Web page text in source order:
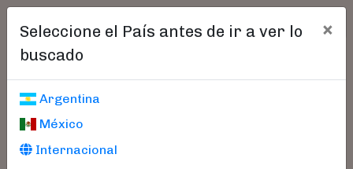
Seleccione el País antes de ir a ver lo
buscado
×
Argentina
México
Internacional
Libros encontrados
Parámetros